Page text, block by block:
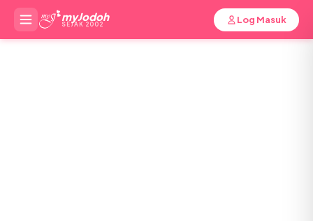
myJodoh
SEJAK 2002 Log Masuk